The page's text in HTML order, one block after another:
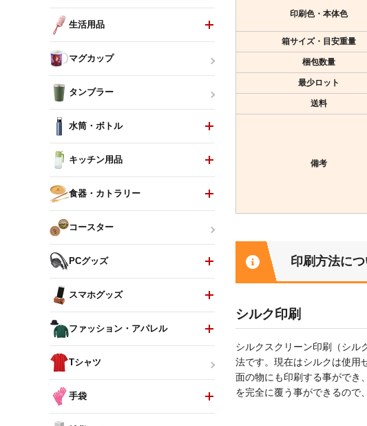
印刷色・本体色
箱サイズ・目安重量
梱包数量
最少ロット
送料
備考
印刷方法に
シルク印刷
シルクスクリーン印刷（シル
法です。現在はシルクは使用
面の物にも印刷する事ができ
を完全に覆う事ができるので
生活用品
マグカップ
タンブラー
水筒・ボトル
キッチン用品
食器・カトラリー
コースター
PCグッズ
スマホグッズ
ファッション・アパレル
Tシャツ
手袋